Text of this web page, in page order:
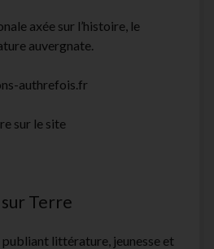
axée sur l’histoire, le
auvergnate.
authrefois.fr
sur le site
Terre
littérature, jeunesse et